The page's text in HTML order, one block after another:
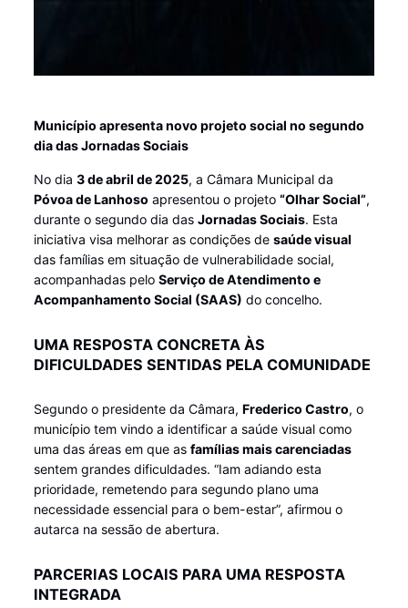
Município apresenta novo projeto social no segundo
dia das Jornadas Sociais
No dia 3 de abril de 2025, a Câmara Municipal da
Póvoa de Lanhosoapresentou o projeto “Olhar Social”,
durante o segundo dia das Jornadas Sociais. Esta
iniciativa visa melhorar as condições de saúde visual
das famílias em situação de vulnerabilidade social,
acompanhadas pelo Serviço de Atendimento e
Acompanhamento Social (SAAS) do concelho.
UMA RESPOSTA CONCRETA ÀS
DIFICULDADES SENTIDAS PELA COMUNIDADE
Segundo o presidente da Câmara, Frederico Castro, o
município tem vindo a identificar a saúde visual como
uma das áreas em que as famílias mais carenciadas
sentem grandes dificuldades. “Iam adiando esta
prioridade, remetendo para segundo plano uma
necessidade essencial para o bem-estar”, afirmou o
autarca na sessão de abertura.
PARCERIAS LOCAIS PARA UMA RESPOSTA
INTEGRADA